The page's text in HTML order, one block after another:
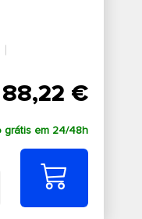
88,22 €
grátis em 24/48h